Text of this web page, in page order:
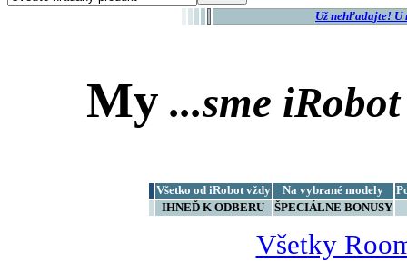
Už nehľadajte! U
My ...sme iRobot
Všetko od iRobot vždy Na vybrané modely
IHNEĎ K ODBERU
ŠPECIÁLNE BONUSY
Všetky